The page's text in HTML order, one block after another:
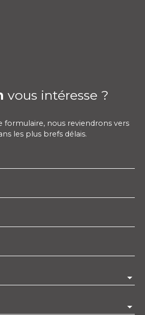
vous intéresse ?
formulaire, nous reviendrons vers
les plus brefs délais.